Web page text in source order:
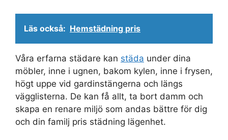
Läs också: Hemstädning pris
Våra erfarna städare kan städa under dina
möbler, inne i ugnen, bakom kylen, inne i frysen,
högt uppe vid gardinstängerna och längs
vägglisterna. De kan få allt, ta bort damm och
skapa en renare miljö som andas bättre för dig
och din familj pris städning lägenhet.